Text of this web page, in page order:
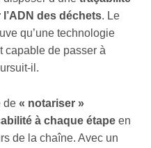
des déchets. Le
qu’une technologie
capable de passer à
il.
de « notariser »
à chaque étape en
de la chaîne. Avec un